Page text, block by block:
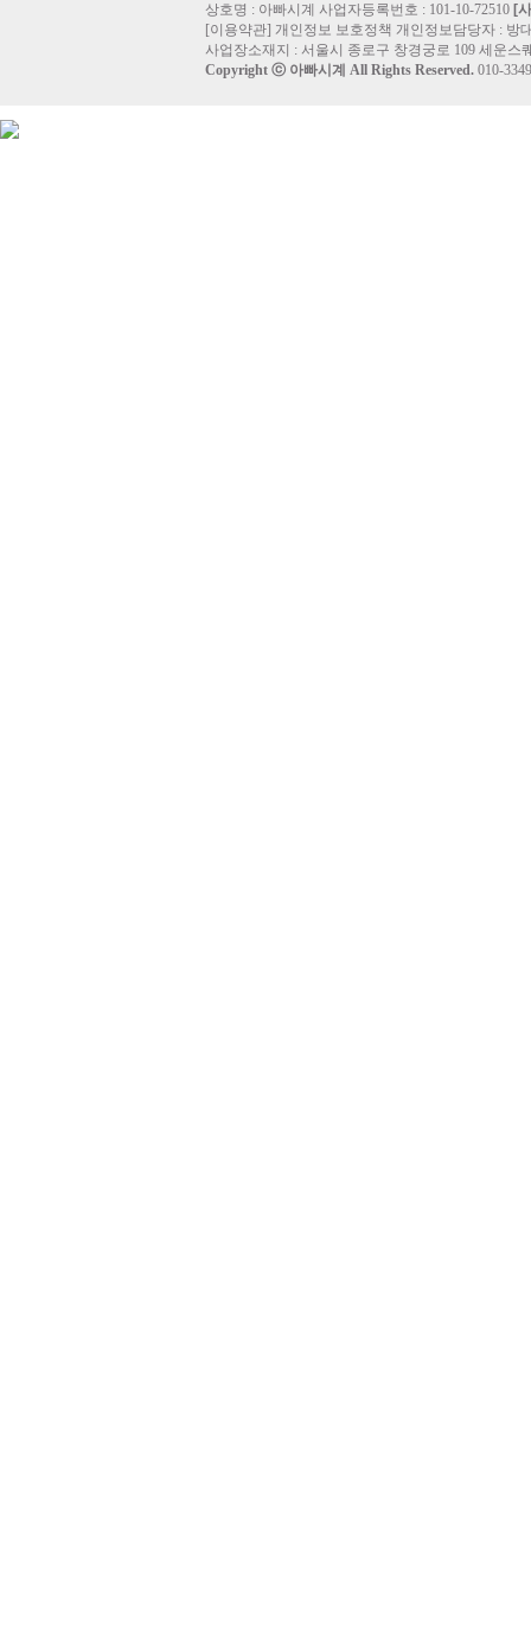
상호명 : 아빠시계 사업자등록번호 : 101-10-72510 [
[이용약관] 개인정보 보호정책 개인정보담당자 : 방
사업장소재지 : 서울시 종로구 창경궁로 109 세운스
Copyright ⓒ 아빠시계 All Rights Reserved. 010-